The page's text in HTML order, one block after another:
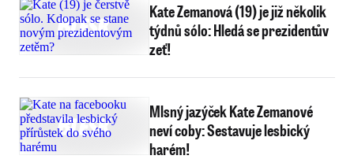
Kate Zemanová (19) je již několik
týdnů sólo: Hledá se prezidentův
zeť!
Mlsný jazýček Kate Zemanové
neví coby: Sestavuje lesbický
harém!